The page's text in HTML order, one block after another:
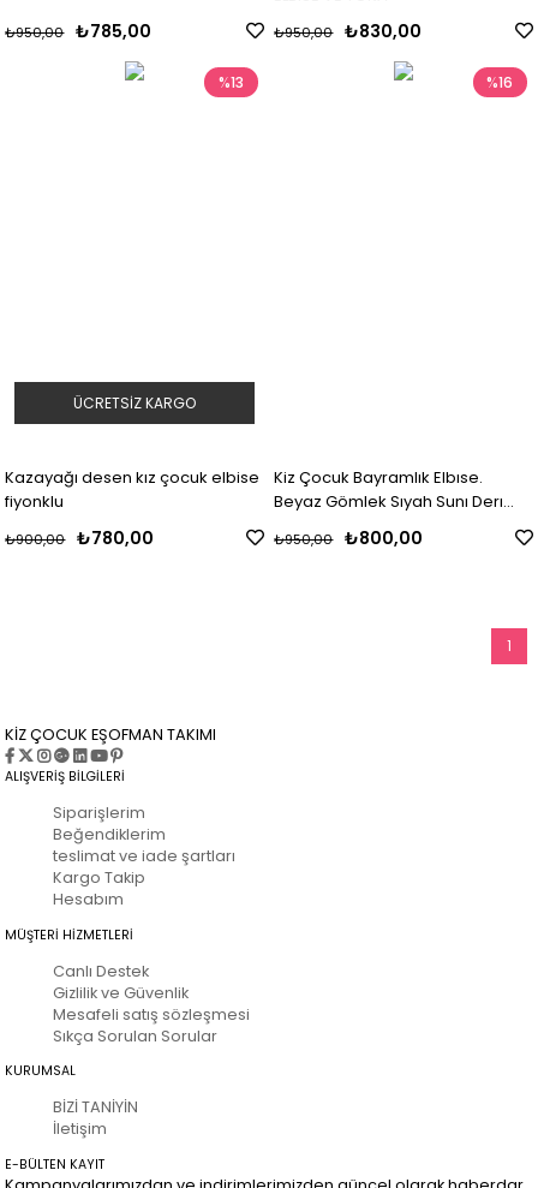
₺785,00
₺950,00 ₺830,00
₺950,00
Kazayağı desen kız çocuk elbise
fiyonklu
₺780,00
₺900,00
%13
ÜCRETSIZ KARGO
Kiz Çocuk Bayramlık Elbıse.
Beyaz Gömlek Sıyah Sunı Derı
Etek. Bayramlık Elbıse
₺800,00
₺950,00
%16
1
KİZ ÇOCUK EŞOFMAN TAKIMI
ALIŞVERİŞ BİLGİLERİ
Siparişlerim
Beğendiklerim
teslimat ve iade şartları
Kargo Takip
Hesabım
MÜŞTERİ HİZMETLERİ
Canlı Destek
Gizlilik ve Güvenlik
Mesafeli satış sözleşmesi
Sıkça Sorulan Sorular
KURUMSAL
BİZİ TANİYİN
İletişim
E-BÜLTEN KAYIT